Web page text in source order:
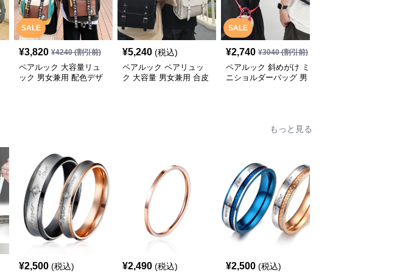
SALE
¥3,820 ¥4240(割引前)
ペアルック 大容量リュ
ック 男女兼用 配色デザ
¥5,240 (税込)
ペアルック ペアリュッ
ク 大容量 男女兼用 合皮
SALE
¥2,740 ¥3040(割引前)
ペアルック 斜めがけ ミ
ニショルダーバッグ 男
もっと見る
¥2,500 (税込) ¥2,490 (税込) ¥2,500 (税込)